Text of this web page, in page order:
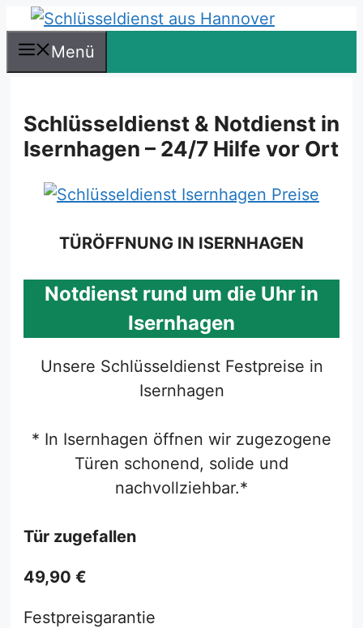
Zum
Inhalt
springen
Menü
Schlüsseldienst & Notdienst in
Isernhagen – 24/7 Hilfe vor Ort
TÜRÖFFNUNG IN ISERNHAGEN
Notdienst rund um die Uhr in
Isernhagen
Unsere Schlüsseldienst Festpreise in
Isernhagen
* In Isernhagen öffnen wir zugezogene
Türen schonend, solide und
nachvollziehbar.*
Tür zugefallen
49,90 €
Festpreisgarantie